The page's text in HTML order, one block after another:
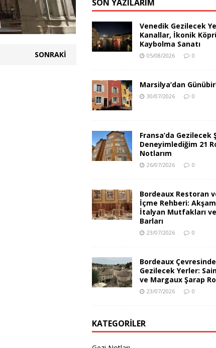
SONRAKI
SON YAZILARIM
Venedik Gezilecek
Kanallar, İkonik
Kaybolma Sanatı
05/08/2026 0
Marsilya’dan
30/07/2026 0
Fransa’da Gezilecek
Deneyimlediğim 21
Notlarım
26/07/2026 0
Bordeaux Restoran
İçme Rehberi:
İtalyan Mutfakları
Barları
23/07/2026 0
Bordeaux Çevresinde
Gezilecek Yerler:
ve Margaux Şarap
23/07/2026 0
KATEGORILER